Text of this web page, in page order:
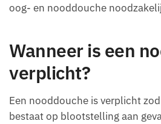
oog- en nooddouche
Wanneer is een
verplicht?
Een nooddouche is verplicht
bestaat op blootstelling aan